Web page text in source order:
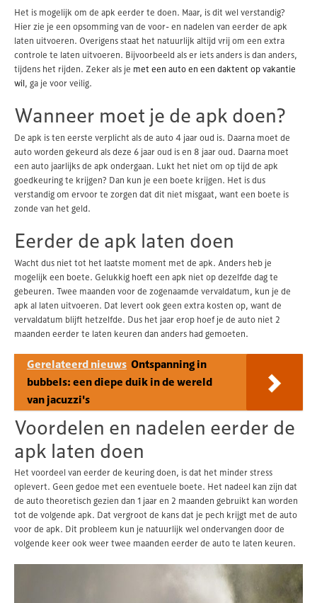
Het is mogelijk om de apk eerder te doen. Maar, is dit wel verstandig?
Hier zie je een opsomming van de voor- en nadelen van eerder de apk
laten uitvoeren. Overigens staat het natuurlijk altijd vrij om een extra
controle te laten uitvoeren. Bijvoorbeeld als er iets anders is dan anders,
tijdens het rijden. Zeker als je met een auto en een daktent op vakantie
wil, ga je voor veilig.
Wanneer moet je de apk doen?
De apk is ten eerste verplicht als de auto 4 jaar oud is. Daarna moet de
auto worden gekeurd als deze 6 jaar oud is en 8 jaar oud. Daarna moet
een auto jaarlijks de apk ondergaan. Lukt het niet om op tijd de apk
goedkeuring te krijgen? Dan kun je een boete krijgen. Het is dus
verstandig om ervoor te zorgen dat dit niet misgaat, want een boete is
zonde van het geld.
Eerder de apk laten doen
Wacht dus niet tot het laatste moment met de apk. Anders heb je
mogelijk een boete. Gelukkig hoeft een apk niet op dezelfde dag te
gebeuren. Twee maanden voor de zogenaamde vervaldatum, kun je de
apk al laten uitvoeren. Dat levert ook geen extra kosten op, want de
vervaldatum blijft hetzelfde. Dus het jaar erop hoef je de auto niet 2
maanden eerder te laten keuren dan anders had gemoeten.
Gerelateerd nieuws Ontspanning in
bubbels: een diepe duik in de wereld
van jacuzzi's
Voordelen en nadelen eerder de
apk laten doen
Het voordeel van eerder de keuring doen, is dat het minder stress
oplevert. Geen gedoe met een eventuele boete. Het nadeel kan zijn dat
de auto theoretisch gezien dan 1 jaar en 2 maanden gebruikt kan worden
tot de volgende apk. Dat vergroot de kans dat je pech krijgt met de auto
voor de apk. Dit probleem kun je natuurlijk wel ondervangen door de
volgende keer ook weer twee maanden eerder de auto te laten keuren.